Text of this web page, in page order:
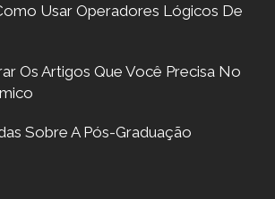
Usar Operadores Lógicos De
Os Artigos Que Você Precisa No
Sobre A Pós-Graduação